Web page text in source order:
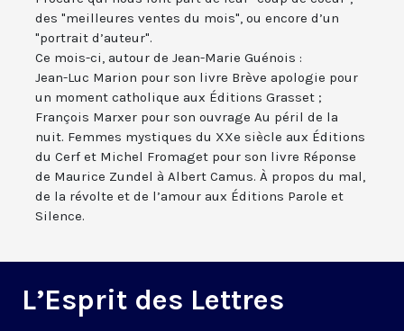
des "meilleures ventes du mois", ou encore d’un
"portrait d’auteur".
Ce mois-ci, autour de Jean-Marie Guénois :
Jean-Luc Marion pour son livre Brève apologie pour
un moment catholique aux Éditions Grasset ;
François Marxer pour son ouvrage Au péril de la
nuit. Femmes mystiques du XXe siècle aux Éditions
du Cerf et Michel Fromaget pour son livre Réponse
de Maurice Zundel à Albert Camus. À propos du mal,
de la révolte et de l’amour aux Éditions Parole et
Silence.
L’Esprit des Lettres